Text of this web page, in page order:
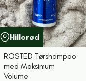
Hillerød
ROSTED Tørshampoo
med Maksimum
Volume